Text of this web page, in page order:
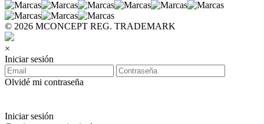
© 2026 MCONCEPT REG. TRADEMARK
×
Iniciar sesión
Olvidé mi contraseña
Iniciar sesión